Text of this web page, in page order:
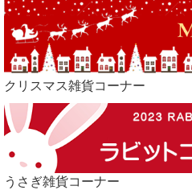
クリスマス雑貨コーナー
うさぎ雑貨コーナー